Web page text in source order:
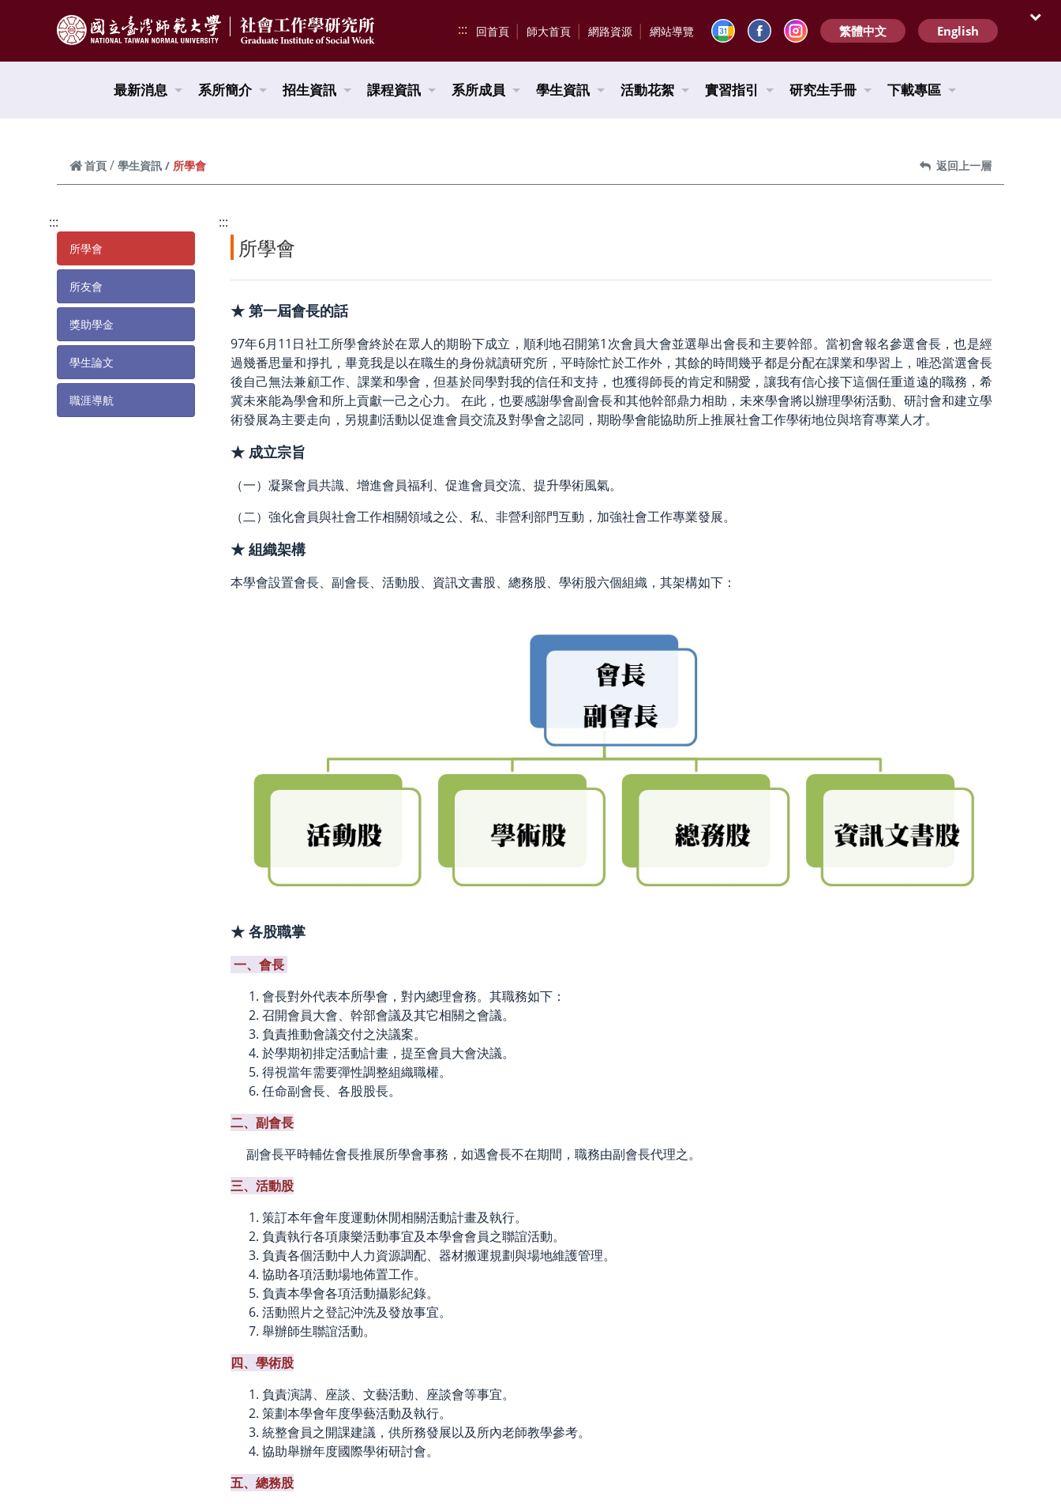
::: 回首頁 師大首頁 網路資源 網站導覽 繁體中文 English
最新消息 系所簡介 招生資訊 課程資訊 系所成員 學生資訊 活動花絮 實習指引 研究生手冊 下載專區
首頁 學生資訊 所學會 返回上一層
:::
所學會
所友會
獎助學金
學生論文
職涯導航
:::
所學會
★ 第一屆會長的話
97年6月11日社工所學會終於在眾人的期盼下成立，順利地召開第1次會員大會並選舉出會長和主要幹部。當初會報名參選會長，也是經
過幾番思量和掙扎，畢竟我是以在職生的身份就讀研究所，平時除忙於工作外，其餘的時間幾乎都是分配在課業和學習上，唯恐當選會長
後自己無法兼顧工作、課業和學會，但基於同學對我的信任和支持，也獲得師長的肯定和關愛，讓我有信心接下這個任重道遠的職務，希
冀未來能為學會和所上貢獻一己之心力。 在此，也要感謝學會副會長和其他幹部鼎力相助，未來學會將以辦理學術活動、研討會和建立學
術發展為主要走向，另規劃活動以促進會員交流及對學會之認同，期盼學會能協助所上推展社會工作學術地位與培育專業人才。
★ 成立宗旨
（一）凝聚會員共識、增進會員福利、促進會員交流、提升學術風氣。
（二）強化會員與社會工作相關領域之公、私、非營利部門互動，加強社會工作專業發展。
★ 組織架構
本學會設置會長、副會長、活動股、資訊文書股、總務股、學術股六個組織，其架構如下：
★ 各股職掌
一、會長
會長對外代表本所學會，對內總理會務。其職務如下：
召開會員大會、幹部會議及其它相關之會議。
負責推動會議交付之決議案。
於學期初排定活動計畫，提至會員大會決議。
得視當年需要彈性調整組織職權。
任命副會長、各股股長。
二、副會長
副會長平時輔佐會長推展所學會事務，如遇會長不在期間，職務由副會長代理之。
三、活動股
策訂本年會年度運動休閒相關活動計畫及執行。
負責執行各項康樂活動事宜及本學會會員之聯誼活動。
負責各個活動中人力資源調配、器材搬運規劃與場地維護管理。
協助各項活動場地佈置工作。
負責本學會各項活動攝影紀錄。
活動照片之登記沖洗及發放事宜。
舉辦師生聯誼活動。
四、學術股
負責演講、座談、文藝活動、座談會等事宜。
策劃本學會年度學藝活動及執行。
統整會員之開課建議，供所務發展以及所內老師教學參考。
協助舉辦年度國際學術研討會。
五、總務股